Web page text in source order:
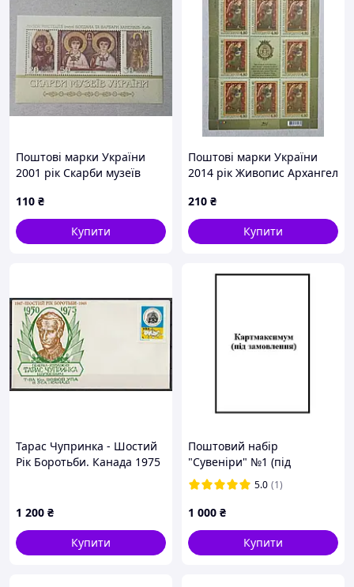
Поштові марки України
2001 рік Скарби музеїв
Ханенків
110 ₴
Купити
Поштові марки України
2014 рік Живопис Архангел
України
210 ₴
Купити
Тарас Чупринка - Шостий
Рік Боротьби. Канада 1975
1 200 ₴
Купити
Поштовий набір
"Сувеніри" №1 (під
замовлення)5.0 (1)
1 000 ₴
Купити